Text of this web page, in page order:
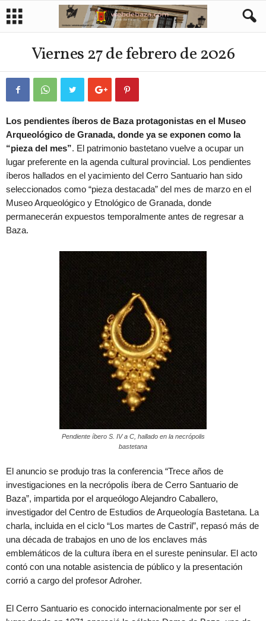
Viernes 27 de febrero de 2026
Los pendientes íberos de Baza protagonistas en el Museo
Arqueológico de Granada, donde ya se exponen como la
“pieza del mes”. El patrimonio bastetano vuelve a ocupar un
lugar preferente en la agenda cultural provincial. Los pendientes
íberos hallados en el yacimiento del Cerro Santuario han sido
seleccionados como “pieza destacada” del mes de marzo en el
Museo Arqueológico y Etnológico de Granada, donde
permanecerán expuestos temporalmente antes de regresar a
Baza.
Pendiente íbero S. IV a C, hallado en la necrópolis
bastetana
El anuncio se produjo tras la conferencia “Trece años de
investigaciones en la necrópolis íbera de Cerro Santuario de
Baza”, impartida por el arqueólogo Alejandro Caballero,
investigador del Centro de Estudios de Arqueología Bastetana. La
charla, incluida en el ciclo “Los martes de Castril”, repasó más de
una década de trabajos en uno de los enclaves más
emblemáticos de la cultura íbera en el sureste peninsular. El acto
contó con una notable asistencia de público y la presentación
corrió a cargo del profesor Adroher.
El Cerro Santuario es conocido internacionalmente por ser el